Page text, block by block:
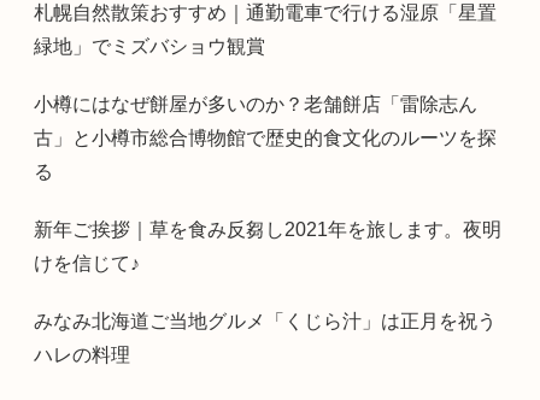
札幌自然散策おすすめ｜通勤電車で行ける湿原「星置
緑地」でミズバショウ観賞
小樽にはなぜ餅屋が多いのか？老舗餅店「雷除志ん
古」と小樽市総合博物館で歴史的食文化のルーツを探
る
新年ご挨拶｜草を食み反芻し2021年を旅します。夜明
けを信じて♪
みなみ北海道ご当地グルメ「くじら汁」は正月を祝う
ハレの料理